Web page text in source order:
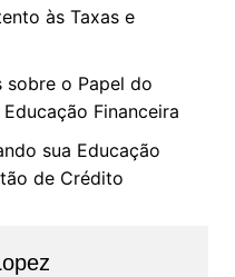
às Taxas e
sobre o Papel do
Financeira
sua Educação
de Crédito